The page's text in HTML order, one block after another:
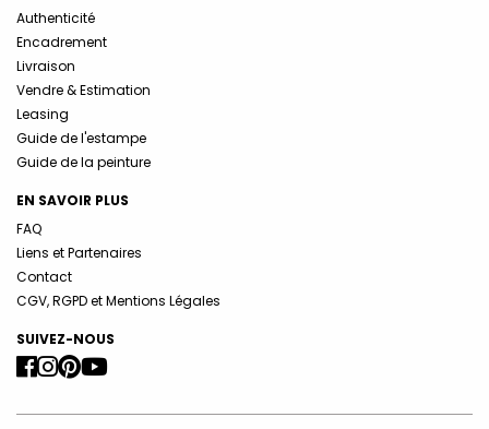
Authenticité
Encadrement
Livraison
Vendre & Estimation
Leasing
Guide de l'estampe
Guide de la peinture
EN SAVOIR PLUS
FAQ
Liens et Partenaires
Contact
CGV, RGPD et Mentions Légales
SUIVEZ-NOUS